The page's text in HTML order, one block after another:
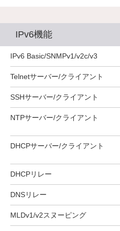
IPv6機能
IPv6 Basic/SNMPv1/v2c/v3
Telnetサーバー/クライアント
SSHサーバー/クライアント
NTPサーバー/クライアント
DHCPサーバー/クライアント
DHCPリレー
DNSリレー
MLDv1/v2スヌーピング
○
○
○
○
DHCPクライア
－
－
○
○
DHCPクライア